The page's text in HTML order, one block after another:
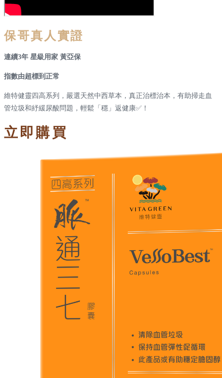
保哥真人實證
連續3年 星級用家 黃亞保
指數由超標到正常
維特健靈四高系列，嚴選天然中西草本，真正治標治本，有助掃走血
管垃圾和紓緩尿酸問題，輕鬆「穩」返健康✅！
立即購買